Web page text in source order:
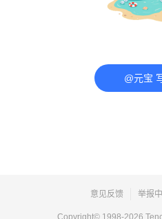
@元宝
意见反馈 举报
Copyright© 1998-2026